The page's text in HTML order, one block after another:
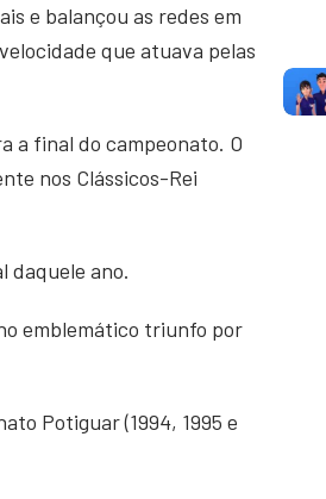
e balançou as redes em
que atuava pelas
a final do campeonato. O
nos Clássicos-Rei
daquele ano.
emblemático triunfo por
Potiguar (1994, 1995 e